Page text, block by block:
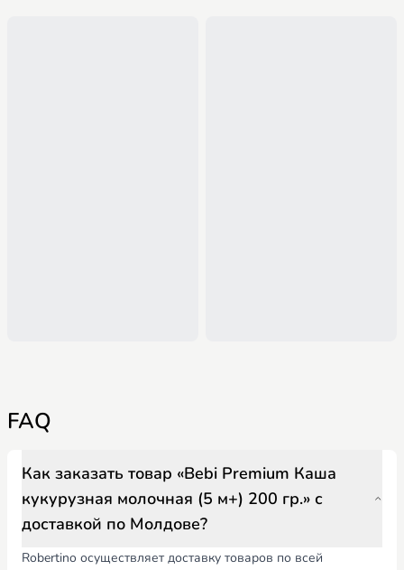
FAQ
Как заказать товар «Bebi Premium Каша
кукурузная молочная (5 м+) 200 гр.» с
доставкой по Молдове?
Robertino осуществляет доставку товаров по всей